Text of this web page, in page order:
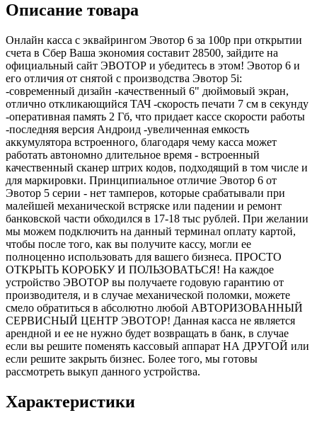
Описание товара
Онлайн касса с эквайрингом Эвотор 6 за 100р при открытии
счета в Сбер Ваша экономия составит 28500, зайдите на
официальный сайт ЭВОТОР и убедитесь в этом! Эвотор 6 и
его отличия от снятой с производства Эвотор 5i:
-современный дизайн -качественный 6" дюймовый экран,
отлично откликающийся ТАЧ -скорость печати 7 см в секунду
-оперативная память 2 Гб, что придает кассе скорости работы
-последняя версия Андроид -увеличенная емкость
аккумулятора встроенного, благодаря чему касса может
работать автономно длительное время - встроенный
качественный сканер штрих кодов, подходящий в том числе и
для маркировки. Принципиальное отличие Эвотор 6 от
Эвотор 5 серии - нет тамперов, которые срабатывали при
малейшей механической встряске или падении и ремонт
банковской части обходился в 17-18 тыс рублей. При желании
мы можем подключить на данный терминал оплату картой,
чтобы после того, как вы получите кассу, могли ее
полноценно использовать для вашего бизнеса. ПРОСТО
ОТКРЫТЬ КОРОБКУ И ПОЛЬЗОВАТЬСЯ! На каждое
устройство ЭВОТОР вы получаете годовую гарантию от
производителя, и в случае механической поломки, можете
смело обратиться в абсолютно любой АВТОРИЗОВАННЫЙ
СЕРВИСНЫЙ ЦЕНТР ЭВОТОР! Данная касса не является
арендной и ее не нужно будет возвращать в банк, в случае
если вы решите поменять кассовый аппарат НА ДРУГОЙ или
если решите закрыть бизнес. Более того, мы готовы
рассмотреть выкуп данного устройства.
Характеристики